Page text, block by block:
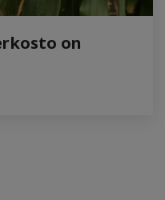
on